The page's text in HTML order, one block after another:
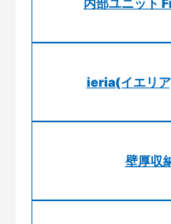
内部ユニット
ieria(イエリ
壁厚収